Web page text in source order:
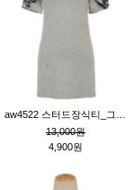
13,000원
4,900원